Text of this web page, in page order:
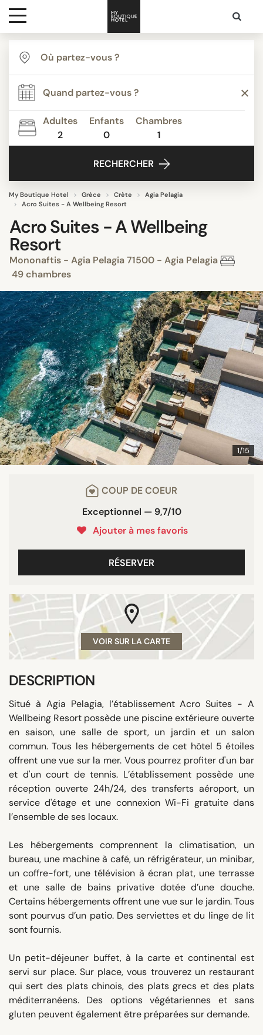
Destinations
Inspiration
Media
Adultes
2
Enfants
0
Chambres
1
RECHERCHER
My Boutique Hotel Grèce Crète
Agia Pelagia
Acro Suites - A Wellbeing Resort
Acro Suites - A Wellbeing
Resort
Mononaftis - Agia Pelagia 71500 - Agia Pelagia
49 chambres
1/15
COUP DE COEUR
Exceptionnel — 9,7/10
Ajouter à mes favoris
RÉSERVER
VOIR SUR LA CARTE
DESCRIPTION
Situé à Agia Pelagia, l’établissement Acro Suites - A
Wellbeing Resort possède une piscine extérieure ouverte
en saison, une salle de sport, un jardin et un salon
commun. Tous les hébergements de cet hôtel 5 étoiles
offrent une vue sur la mer. Vous pourrez profiter d'un bar
et d'un court de tennis. L’établissement possède une
réception ouverte 24h/24, des transferts aéroport, un
service d'étage et une connexion Wi-Fi gratuite dans
l’ensemble de ses locaux.
Les hébergements comprennent la climatisation, un
bureau, une machine à café, un réfrigérateur, un minibar,
un coffre-fort, une télévision à écran plat, une terrasse
et une salle de bains privative dotée d’une douche.
Certains hébergements offrent une vue sur le jardin. Tous
sont pourvus d’un patio. Des serviettes et du linge de lit
sont fournis.
Un petit-déjeuner buffet, à la carte et continental est
servi sur place. Sur place, vous trouverez un restaurant
qui sert des plats chinois, des plats grecs et des plats
méditerranéens. Des options végétariennes et sans
gluten peuvent également être préparées sur demande.